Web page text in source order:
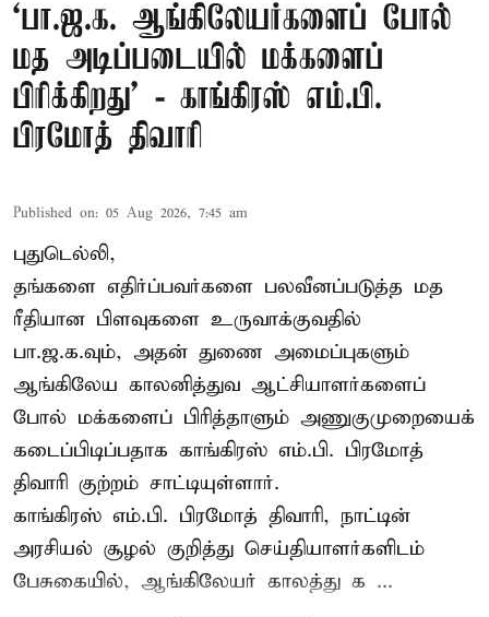
‘பா.ஜ.க. ஆங்கிலேயர்களைப் போல்
மத அடிப்படையில் மக்களைப்
பிரிக்கிறது’ - காங்கிரஸ் எம்.பி.
பிரமோத் திவாரி
Published on: 05 Aug 2026, 7:45 am
புதுடெல்லி,
தங்களை எதிர்ப்பவர்களை பலவீனப்படுத்த மத
ரீதியான பிளவுகளை உருவாக்குவதில்
பா.ஜ.க.வும், அதன் துணை அமைப்புகளும்
ஆங்கிலேய காலனித்துவ ஆட்சியாளர்களைப்
போல் மக்களைப் பிரித்தாளும் அணுகுமுறையைக்
கடைப்பிடிப்பதாக காங்கிரஸ் எம்.பி. பிரமோத்
திவாரி குற்றம் சாட்டியுள்ளார்.
காங்கிரஸ் எம்.பி. பிரமோத் திவாரி, நாட்டின்
அரசியல் சூழல் குறித்து செய்தியாளர்களிடம்
பேசுகையில், ஆங்கிலேயர் காலத்து க ...